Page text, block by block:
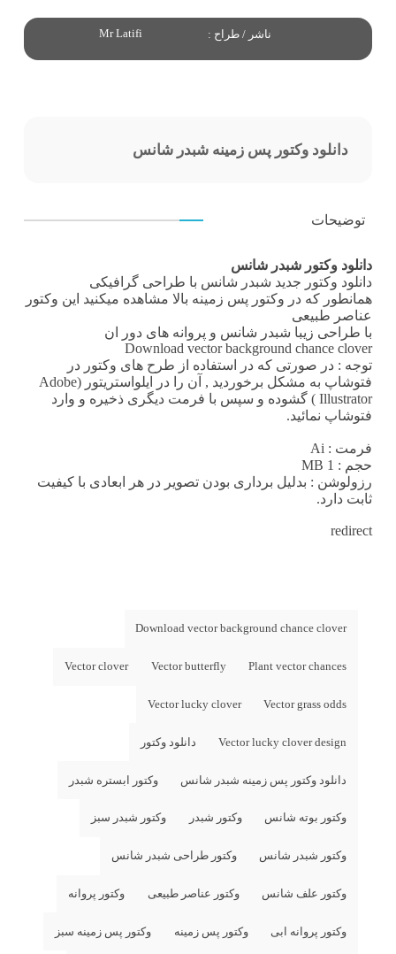
ناشر / طراح : Mr Latifi
دانلود وکتور پس زمینه شبدر شانس
توضیحات
دانلود وکتور شبدر شانس
دانلود وکتور جدید شبدر شانس با طراحی گرافیکی
همانطور که در وکتور پس زمینه بالا مشاهده میکنید این وکتور
عناصر طبیعی
با طراحی زیبا شبدر شانس و پروانه های دور ان
Download vector background chance clover
توجه : در صورتی که در استفاده از طرح های وکتور در
فتوشاپ به مشکل برخوردید , آن را در ایلواستریتور (Adobe
Illustrator ) گشوده و سپس با فرمت دیگری ذخیره و وارد
فتوشاپ نمائید.
فرمت : Ai
حجم : 1 MB
رزولوشن : بدلیل برداری بودن تصویر در هر ابعادی با کیفیت
ثابت دارد.
redirect
Download vector background chance clover
Plant vector chances
Vector butterfly
Vector clover
Vector grass odds
Vector lucky clover
Vector lucky clover design دانلود وکتور
دانلود وکتور پس زمینه شبدر شانس وکتور ابستره شبدر
وکتور بوته شانس وکتور شبدر وکتور شبدر سبز
وکتور شبدر شانس وکتور طراحی شبدر شانس
وکتور علف شانس وکتور عناصر طبیعی وکتور پروانه
وکتور پروانه ابی وکتور پس زمینه وکتور پس زمینه سبز